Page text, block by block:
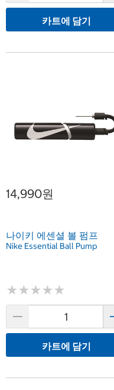
카트에 담기
14,990원
나이키 에센셜 볼 펌프
Nike Essential Ball Pump
★★★★★
★★★★★
카트에 담기